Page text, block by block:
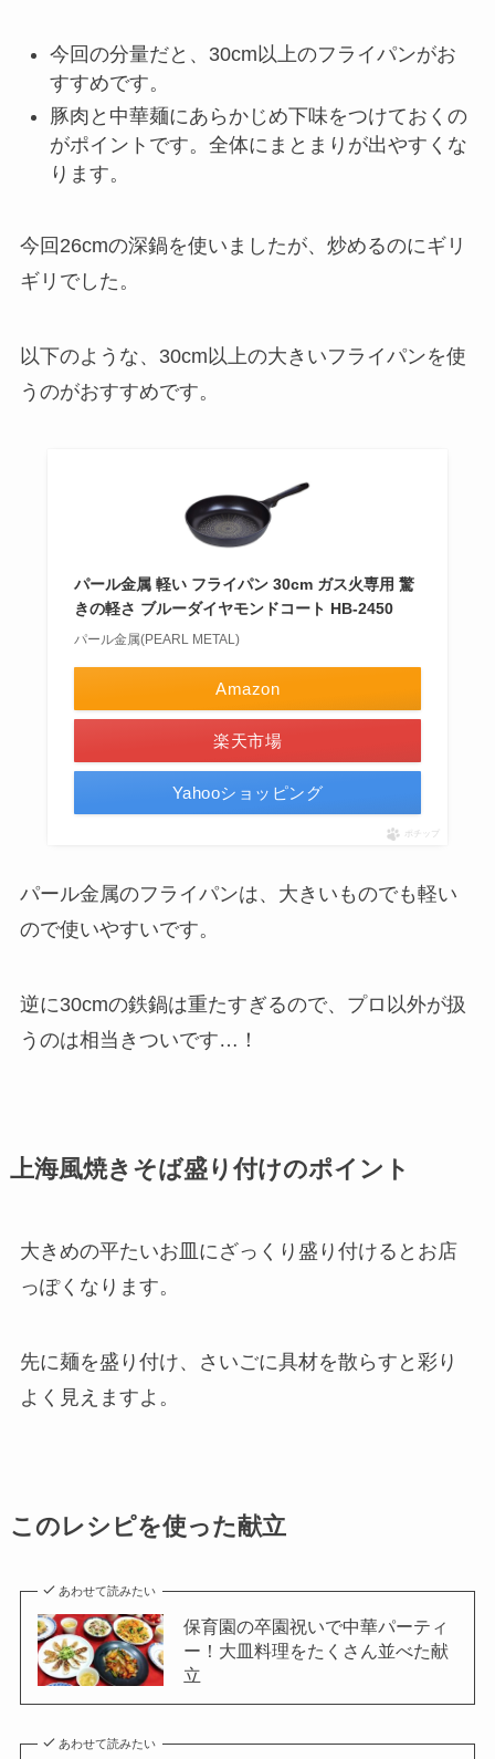
今回の分量だと、30cm以上のフライパンがお
すすめです。
豚肉と中華麺にあらかじめ下味をつけておくの
がポイントです。全体にまとまりが出やすくな
ります。
今回26cmの深鍋を使いましたが、炒めるのにギリ
ギリでした。
以下のような、30cm以上の大きいフライパンを使
うのがおすすめです。
パール金属 軽い フライパン 30cm ガス火専用 驚
きの軽さ ブルーダイヤモンドコート HB-2450
パール金属(PEARL METAL)
Amazon
楽天市場
Yahooショッピング
ポチップ
パール金属のフライパンは、大きいものでも軽い
ので使いやすいです。
逆に30cmの鉄鍋は重たすぎるので、プロ以外が扱
うのは相当きついです…！
上海風焼きそば盛り付けのポイント
大きめの平たいお皿にざっくり盛り付けるとお店
っぽくなります。
先に麺を盛り付け、さいごに具材を散らすと彩り
よく見えますよ。
このレシピを使った献立
あわせて読みたい
保育園の卒園祝いで中華パーティ
ー！大皿料理をたくさん並べた献
立
あわせて読みたい